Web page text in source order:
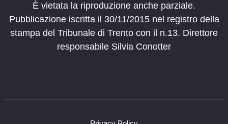
È vietata la riproduzione anche parziale.
Pubblicazione iscritta il 30/11/2015 nel registro della
stampa del Tribunale di Trento con il n.13. Direttore
responsabile Silvia Conotter